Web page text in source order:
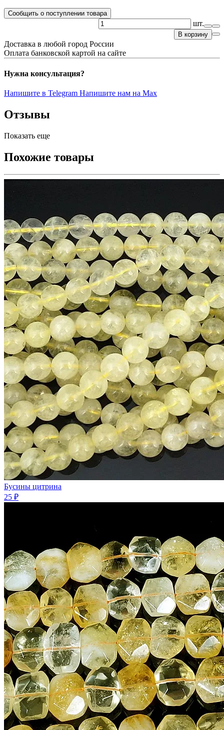
Сообщить о поступлении товара
шт.
В корзину
Доставка в любой город России
Оплата банковской картой на сайте
Нужна консультация?
Напишите в Telegram Напишите нам на Max
Отзывы
Показать еще
Похожие товары
Бусины цитрина
25 ₽